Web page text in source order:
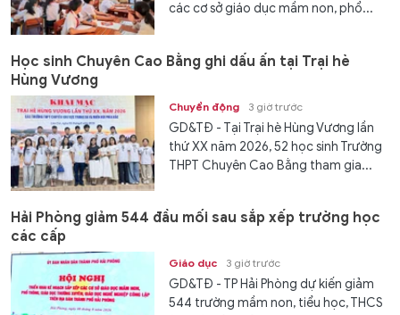
các cơ sở giáo dục mầm non, phổ...
Học sinh Chuyên Cao Bằng ghi dấu ấn tại Trại hè
Hùng Vương
Chuyển động 3 giờ trước
GD&TĐ - Tại Trại hè Hùng Vương lần
thứ XX năm 2026, 52 học sinh Trường
THPT Chuyên Cao Bằng tham gia...
Hải Phòng giảm 544 đầu mối sau sắp xếp trường học
các cấp
Giáo dục 3 giờ trước
GD&TĐ - TP Hải Phòng dự kiến giảm
544 trường mầm non, tiểu học, THCS